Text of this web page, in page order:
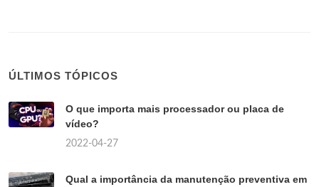
ÚLTIMOS TÓPICOS
O que importa mais processador ou placa de
vídeo?
2022-04-27
Qual a importância da manutenção preventiva em